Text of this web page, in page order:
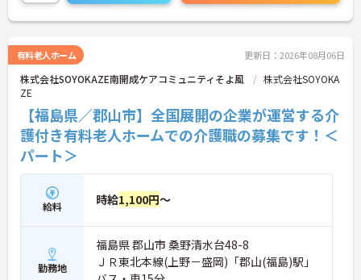
有料老人ホーム 更新日：2026年08月06日
株式会社SOYOKAZE南開成ケアコミュニティそよ風
株式会社SOYOKA
ZE
【福島県／郡山市】全国展開の企業が運営する介
護付き有料老人ホームでの介護職の募集です！＜
パート＞
給料 時給1,100円～
勤務地
福島県 郡山市 桑野清水台48-8
ＪＲ東北本線(上野－盛岡)「郡山(福島)駅」